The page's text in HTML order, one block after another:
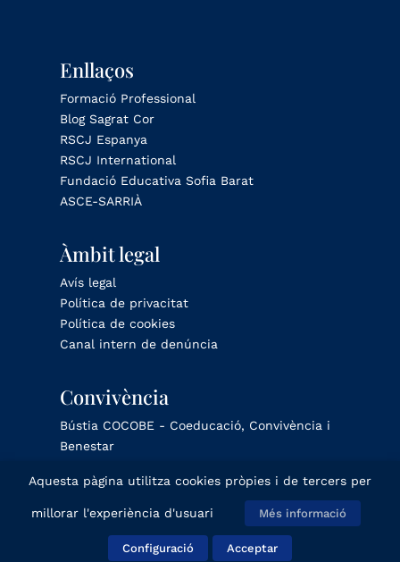
Enllaços
Formació Professional
Blog Sagrat Cor
RSCJ Espanya
RSCJ International
Fundació Educativa Sofia Barat
ASCE-SARRIÀ
Àmbit legal
Avís legal
Política de privacitat
Política de cookies
Canal intern de denúncia
Convivència
Bústia COCOBE - Coeducació, Convivència i
Benestar
© Sagrat Cor Sarrià 2025
Aquesta pàgina utilitza cookies pròpies i de tercers per
millorar l'experiència d'usuari Més informació
Configuració Acceptar